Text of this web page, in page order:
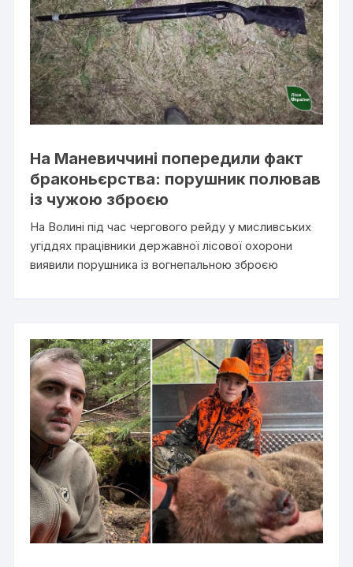
На Маневиччині попередили факт
браконьєрства: порушник полював
із чужою зброєю
На Волині під час чергового рейду у мисливських
угіддях працівники державної лісової охорони
виявили порушника із вогнепальною зброєю